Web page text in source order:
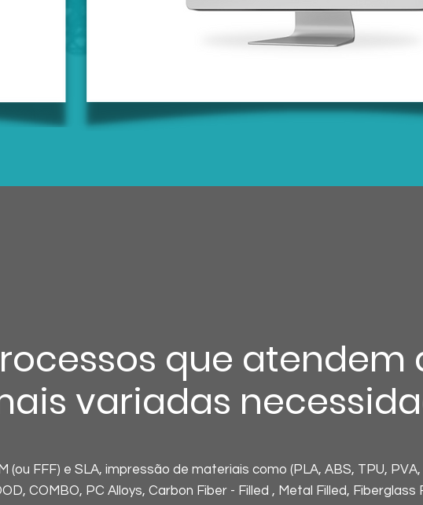
que atendem
variadas
(ou FFF) e SLA, impressão de materiais como (PLA, ABS, TPU, PVA,
COMBO, PC Alloys, Carbon Fiber - Filled , Metal Filled, Fiberglass